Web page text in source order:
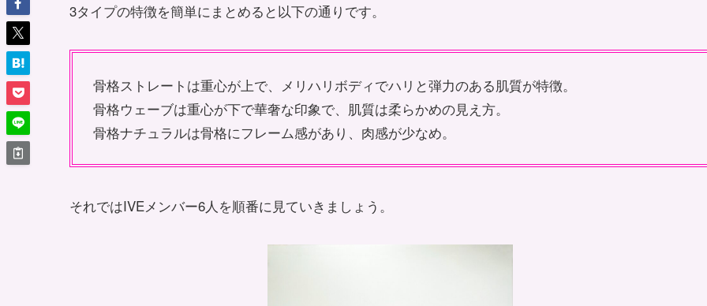
3タイプの特徴を簡単にまとめると以下の通りです。
骨格ストレートは重心が上で、メリハリボディでハリと弾力のある肌質が特徴。
骨格ウェーブは重心が下で華奢な印象で、肌質は柔らかめの見え方。
骨格ナチュラルは骨格にフレーム感があり、肉感が少なめ。
それではIVEメンバー6人を順番に見ていきましょう。